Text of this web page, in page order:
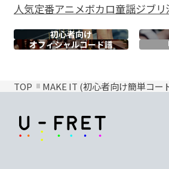
人気定番アニメボカロ童謡ジブリ
初心者向け
オフィシャルコード譜
TOP MAKE IT (初心者向け簡単コー